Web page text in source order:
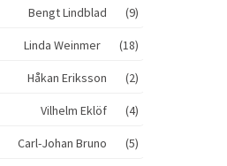
Bengt Lindblad (9)
Linda Weinmer (18)
Håkan Eriksson (2)
Vilhelm Eklöf (4)
Carl-Johan Bruno (5)